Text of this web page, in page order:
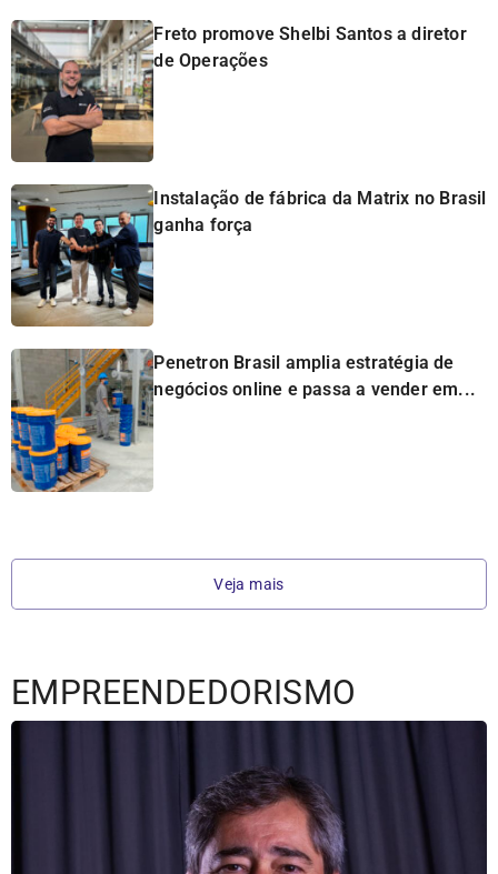
Freto promove Shelbi Santos a diretor
de Operações
Instalação de fábrica da Matrix no Brasil
ganha força
Penetron Brasil amplia estratégia de
negócios online e passa a vender em...
Veja mais
EMPREENDEDORISMO